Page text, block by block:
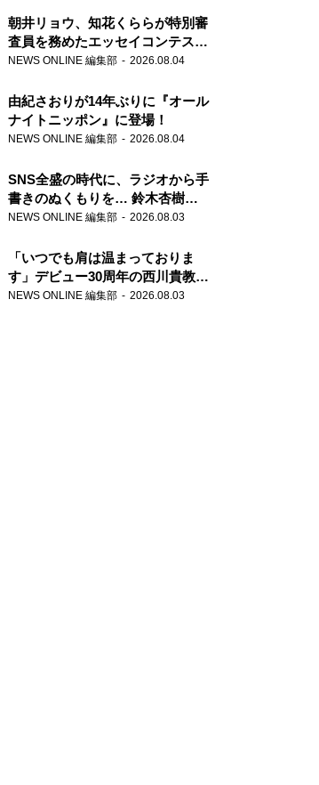
朝井リョウ、知花くららが特別審
査員を務めたエッセイコンテスト
の特別番組「#いまあなたに伝え
NEWS ONLINE 編集部 2026.08.04
由紀さおりが14年ぶりに『オール
ナイトニッポン』に登場！
NEWS ONLINE 編集部 2026.08.04
SNS全盛の時代に、ラジオから手
書きのぬくもりを… 鈴木杏樹の
直筆はがきが届く！
郵便局
NEWS ONLINE 編集部 2026.08.03
「いつでも肩は温まっておりま
す」デビュー30周年の西川貴教が
『オールナイトニッポン』に登
NEWS ONLINE 編集部 2026.08.03